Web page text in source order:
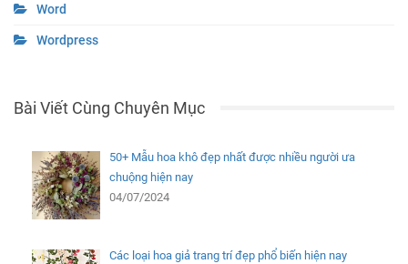
Word
Wordpress
Bài Viết Cùng Chuyên Mục
50+ Mẫu hoa khô đẹp nhất được nhiều người ưa
chuộng hiện nay
04/07/2024
Các loại hoa giả trang trí đẹp phổ biến hiện nay